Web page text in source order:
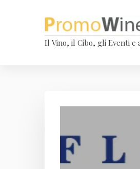
Il Vino, il Cibo, gli Eventi e